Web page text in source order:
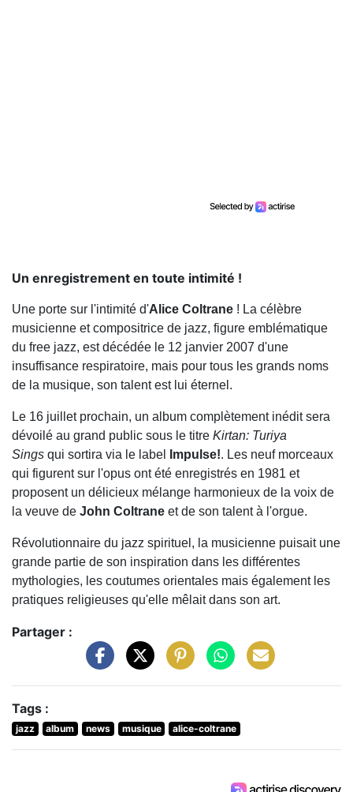
Un enregistrement en toute intimité !
Une porte sur l'intimité d'Alice Coltrane ! La célèbre
musicienne et compositrice de jazz, figure emblématique
du free jazz, est décédée le 12 janvier 2007 d'une
insuffisance respiratoire, mais pour tous les grands noms
de la musique, son talent est lui éternel.
Le 16 juillet prochain, un album complètement inédit sera
dévoilé au grand public sous le titre Kirtan: Turiya
Sings qui sortira via le label Impulse!. Les neuf morceaux
qui figurent sur l'opus ont été enregistrés en 1981 et
proposent un délicieux mélange harmonieux de la voix de
la veuve de John Coltrane et de son talent à l'orgue.
Révolutionnaire du jazz spirituel, la musicienne puisait une
grande partie de son inspiration dans les différentes
mythologies, les coutumes orientales mais également les
pratiques religieuses qu'elle mêlait dans son art.
Partager :
Tags :
jazz album news musique alice-coltrane